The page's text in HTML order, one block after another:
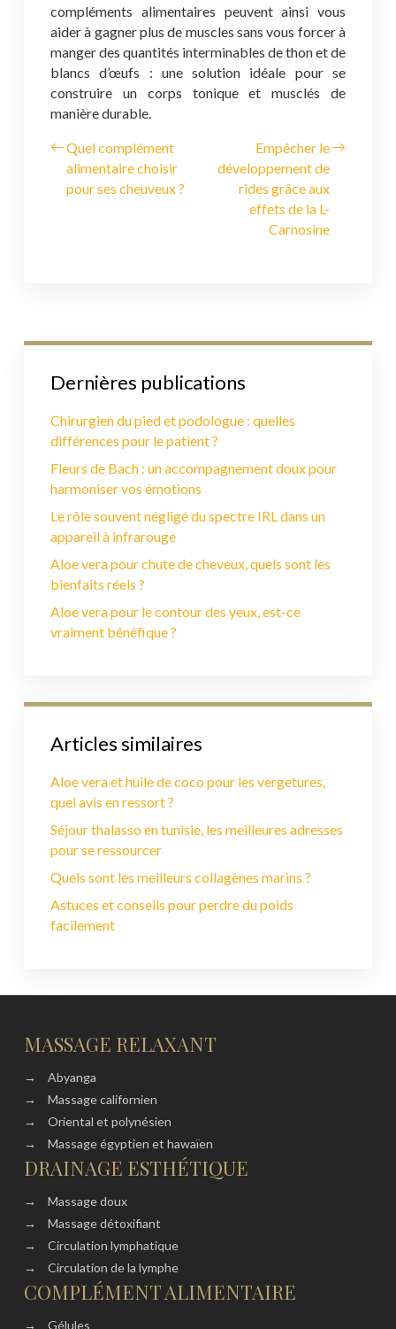
compléments alimentaires peuvent ainsi vous
aider à gagner plus de muscles sans vous forcer à
manger des quantités interminables de thon et de
blancs d’œufs : une solution idéale pour se
construire un corps tonique et musclés de
manière durable.
Quel complément
alimentaire choisir
pour ses cheuveux ?
Empêcher le
développement de
rides grâce aux
effets de la L-
Carnosine
Dernières publications
Chirurgien du pied et podologue : quelles
différences pour le patient ?
Fleurs de Bach : un accompagnement doux pour
harmoniser vos émotions
Le rôle souvent négligé du spectre IRL dans un
appareil à infrarouge
Aloe vera pour chute de cheveux, quels sont les
bienfaits réels ?
Aloe vera pour le contour des yeux, est-ce
vraiment bénéfique ?
Articles similaires
Aloe vera et huile de coco pour les vergetures,
quel avis en ressort ?
Séjour thalasso en tunisie, les meilleures adresses
pour se ressourcer
Quels sont les meilleurs collagènes marins ?
Astuces et conseils pour perdre du poids
facilement
MASSAGE RELAXANT
→
Abyanga
→
Massage californien
→
Oriental et polynésien
→
Massage égyptien et hawaïen
DRAINAGE ESTHÉTIQUE
→
Massage doux
→
Massage détoxifiant
→
Circulation lymphatique
→
Circulation de la lymphe
COMPLÉMENT ALIMENTAIRE
→ Gélules